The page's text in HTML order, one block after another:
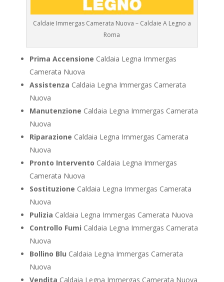
Caldaie Immergas Camerata Nuova – Caldaie A Legno a
Roma
Prima Accensione Caldaia Legna Immergas
Camerata Nuova
Assistenza Caldaia Legna Immergas Camerata
Nuova
Manutenzione Caldaia Legna Immergas Camerata
Nuova
Riparazione Caldaia Legna Immergas Camerata
Nuova
Pronto Intervento Caldaia Legna Immergas
Camerata Nuova
Sostituzione Caldaia Legna Immergas Camerata
Nuova
Pulizia Caldaia Legna Immergas Camerata Nuova
Controllo Fumi Caldaia Legna Immergas Camerata
Nuova
Bollino Blu Caldaia Legna Immergas Camerata
Nuova
Vendita Caldaia Legna Immergas Camerata Nuova